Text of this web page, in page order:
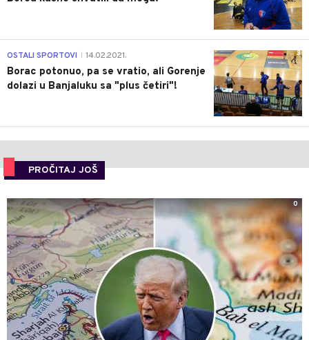
3
OSTALI SPORTOVI 14.02.2021.
Borac potonuo, pa se vratio, ali Gorenje
dolazi u Banjaluku sa "plus četiri"!
PROČITAJ JOŠ
0